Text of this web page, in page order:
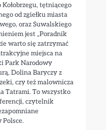
tętniącego
od zgiełku miasta
oraz Suwalskiego
jest „Poradnik
warto się zatrzymać
miejsca na
Park Narodowy
Dolina Baryczy z
czy też malownicza
Tatrami. To wszystko
czytelnik